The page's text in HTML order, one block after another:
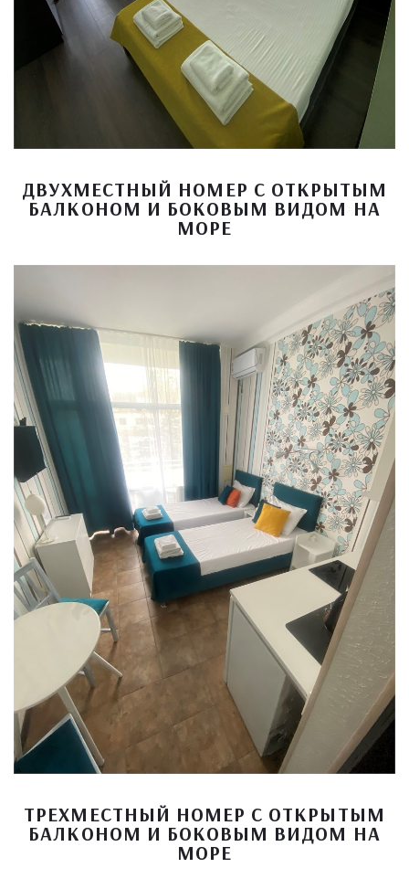
ДВУХМЕСТНЫЙ НОМЕР С ОТКРЫТЫМ
БАЛКОНОМ И БОКОВЫМ ВИДОМ НА
МОРЕ
ТРЕХМЕСТНЫЙ НОМЕР С ОТКРЫТЫМ
БАЛКОНОМ И БОКОВЫМ ВИДОМ НА
МОРЕ